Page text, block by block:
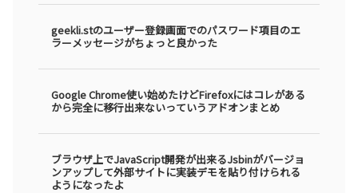
geekli.stのユーザー登録画面でのパスワード項目のエ
ラーメッセージがちょっと良かった
Google Chrome使い始めたけどFirefoxにはコレがある
から完全に移行出来ないっていうアドオンまとめ
ブラウザ上でJavaScript開発が出来るJsbinがバージョ
ンアップして外部サイトに実装デモを貼り付けられる
ようになったよ